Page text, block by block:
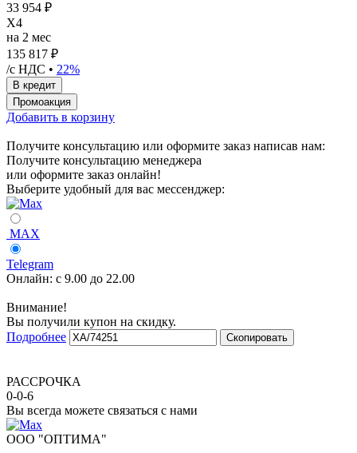
33 954 ₽
X4
на 2 мес
135 817 ₽
/с НДС • 22%
Добавить в корзину
Получите консультацию или оформите заказ написав нам:
Получите консультацию менеджера
или оформите заказ онлайн!
Выберите удобный для вас мессенджер:
MAX
Telegram
Онлайн: с 9.00 до 22.00
Внимание!
Вы получили купон на скидку.
Подробнее
Скопировать
РАССРОЧКА
0-0-6
Вы всегда можете связаться с нами
ООО "ОПТИМА"